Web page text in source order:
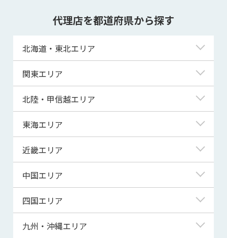
代理店を都道府県から探す
北海道・東北エリア
北海道
青森県
宮城県
秋田県
山形県
関東エリア
東京都
神奈川県
埼玉県
千葉県
茨城県
群馬県
北陸・甲信越エリア
新潟県
富山県
福井県
山梨県
東海エリア
岐阜県
静岡県
三重県
近畿エリア
滋賀県
京都府
大阪府
中国エリア
鳥取県
島根県
四国エリア
徳島県
九州・沖縄エリア